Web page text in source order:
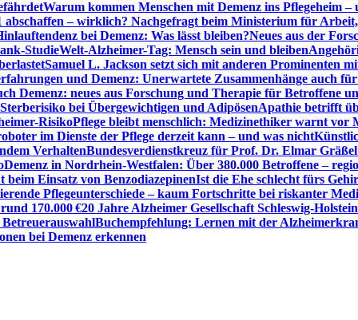
Warum kommen Menschen mit Demenz ins Pflegeheim
abschaffen – wirklich? Nachgefragt beim Ministerium für
bei Demenz: Was lässt bleiben?Neues aus der
StudieWelt-Alzheimer-Tag: Mensch sein und bleiben
Samuel L. Jackson setzt sich mit anderen Prominenten
und Demenz: Unerwartete Zusammenhänge auch
Demenz: neues aus Forschung und Therapie für Betroffene
bei Übergewichtigen und AdipösenApathie betrifft
RisikoPflege bleibt menschlich: Medizinethiker warnt vor
im Dienste der Pflege derzeit kann – und was nicht
VerhaltenBundesverdienstkreuz für Prof. Dr. Elmar
Demenz in Nordrhein-Westfalen: Über 380.000 Betroffene –
Einsatz von BenzodiazepinenIst die Ehe schlecht fürs
Pflegeunterschiede – kaum Fortschritte bei riskanter
170.000 €20 Jahre Alzheimer Gesellschaft Schleswig-
Buchempfehlung: Lernen mit der
bei Demenz erkennen